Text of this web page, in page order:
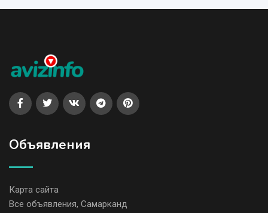
Объявления
Карта сайта
Все объявления, Самарканд